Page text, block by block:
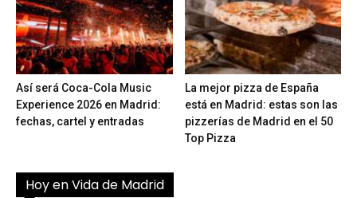
Así será Coca-Cola Music
Experience 2026 en Madrid:
fechas, cartel y entradas
La mejor pizza de España
está en Madrid: estas son las
pizzerías de Madrid en el 50
Top Pizza
Hoy en Vida de Madrid